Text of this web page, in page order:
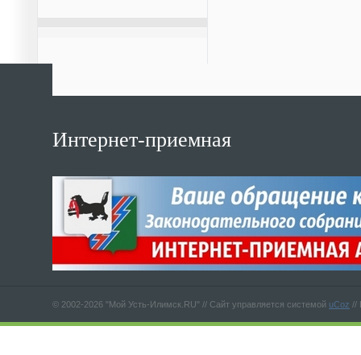
Интернет-приемная
© 2002-2026 "Мой Усть-Илимск.RU" // Сайт управляется системой uCoz //